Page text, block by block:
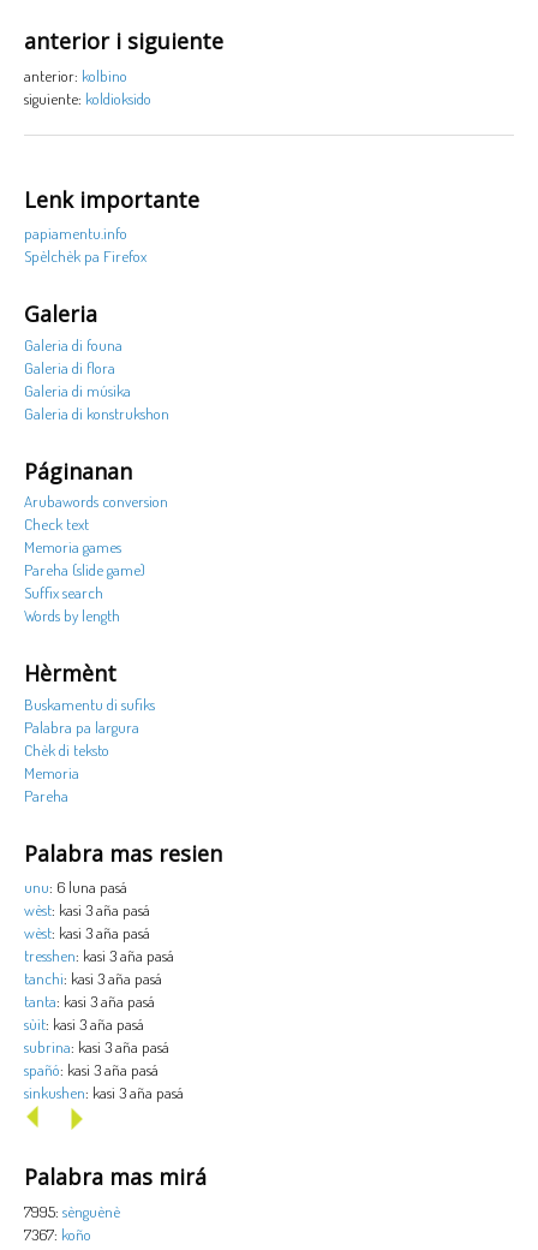
anterior i siguiente
anterior: kolbino
siguiente: koldioksido
Lenk importante
papiamentu.info
Spèlchèk pa Firefox
Galeria
Galeria di founa
Galeria di flora
Galeria di músika
Galeria di konstrukshon
Páginanan
Arubawords conversion
Check text
Memoria games
Pareha (slide game)
Suffix search
Words by length
Hèrmènt
Buskamentu di sufiks
Palabra pa largura
Chèk di teksto
Memoria
Pareha
Palabra mas resien
unu: 6 luna pasá
wèst: kasi 3 aña pasá
wèst: kasi 3 aña pasá
tresshen: kasi 3 aña pasá
tanchi: kasi 3 aña pasá
tanta: kasi 3 aña pasá
sùit: kasi 3 aña pasá
subrina: kasi 3 aña pasá
spañó: kasi 3 aña pasá
sinkushen: kasi 3 aña pasá
Palabra mas mirá
7995: sènguènè
7367: koño